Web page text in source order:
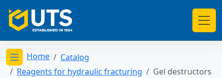
Открыть меню категорий
Home
Catalog
Reagents for hydraulic fracturing
Gel destructors